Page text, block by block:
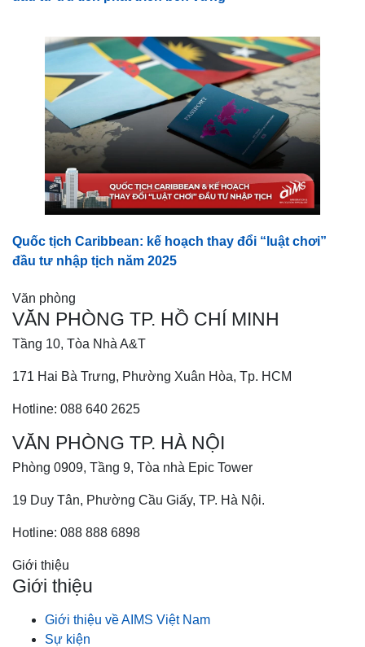
Quốc tịch Caribbean: kế hoạch thay đổi “luật chơi”
đầu tư nhập tịch năm 2025
Văn phòng
VĂN PHÒNG TP. HỒ CHÍ MINH
Tầng 10, Tòa Nhà A&T
171 Hai Bà Trưng, Phường Xuân Hòa, Tp. HCM
Hotline: 088 640 2625
VĂN PHÒNG TP. HÀ NỘI
Phòng 0909, Tầng 9, Tòa nhà Epic Tower
19 Duy Tân, Phường Cầu Giấy, TP. Hà Nội.
Hotline: 088 888 6898
Giới thiệu
Giới thiệu
Giới thiệu về AIMS Việt Nam
Sự kiện